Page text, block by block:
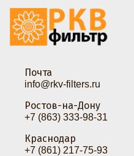
Почта
info@rkv-filters.ru
Ростов-на-Дону
+7 (863) 333-98-31
Краснодар
+7 (861) 217-75-93